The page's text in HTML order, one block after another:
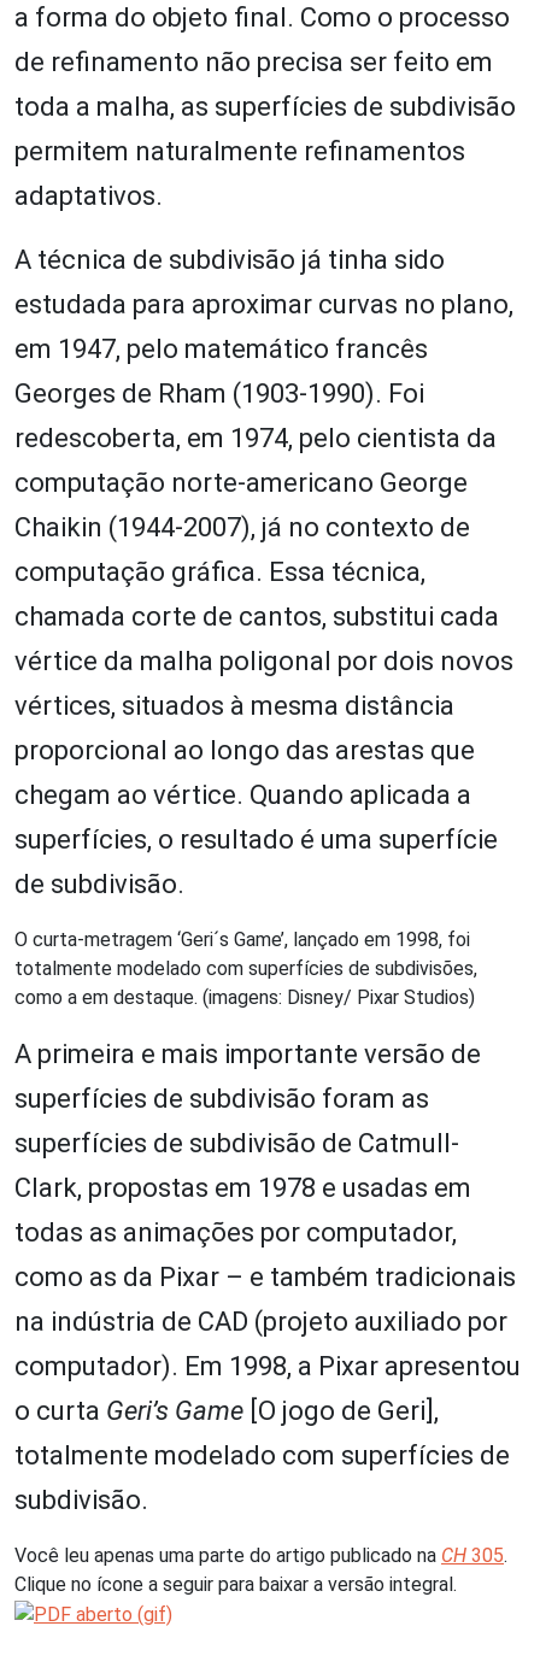
a forma do objeto final. Como o processo
de refinamento não precisa ser feito em
toda a malha, as superfícies de subdivisão
permitem naturalmente refinamentos
adaptativos.
A técnica de subdivisão já tinha sido
estudada para aproximar curvas no plano,
em 1947, pelo matemático francês
Georges de Rham (1903-1990). Foi
redescoberta, em 1974, pelo cientista da
computação norte-americano George
Chaikin (1944-2007), já no contexto de
computação gráfica. Essa técnica,
chamada corte de cantos, substitui cada
vértice da malha poligonal por dois novos
vértices, situados à mesma distância
proporcional ao longo das arestas que
chegam ao vértice. Quando aplicada a
superfícies, o resultado é uma superfície
de subdivisão.
O curta-metragem ‘Geri´s Game’, lançado em 1998, foi
totalmente modelado com superfícies de subdivisões,
como a em destaque. (imagens: Disney/ Pixar Studios)
A primeira e mais importante versão de
superfícies de subdivisão foram as
superfícies de subdivisão de Catmull-
Clark, propostas em 1978 e usadas em
todas as animações por computador,
como as da Pixar – e também tradicionais
na indústria de CAD (projeto auxiliado por
computador). Em 1998, a Pixar apresentou
o curta Geri’s Game [O jogo de Geri],
totalmente modelado com superfícies de
subdivisão.
Você leu apenas uma parte do artigo publicado na CH 305.
Clique no ícone a seguir para baixar a versão integral.